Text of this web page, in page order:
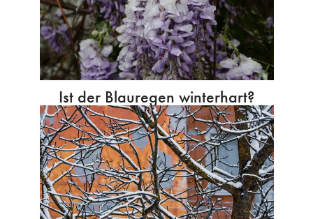
Ist der Blauregen winterhart?